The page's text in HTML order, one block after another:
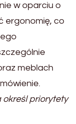
w oparciu o
ergonomię, co
meblach
określ priorytety